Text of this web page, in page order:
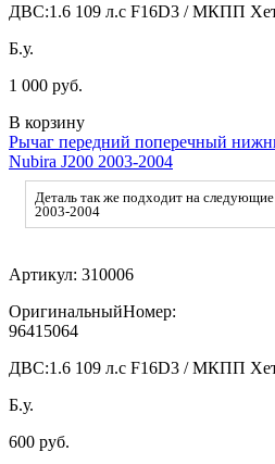
ДВС:1.6 109 л.с F16D3 / МКПП
Б.у.
1 000 руб.
В корзину
Рычаг передний поперечный
Nubira J200 2003-2004
Деталь так же подходит на
2003-2004
Артикул: 310006
ОригинальныйНомер:
96415064
ДВС:1.6 109 л.с F16D3 / МКПП
Б.у.
600 руб.